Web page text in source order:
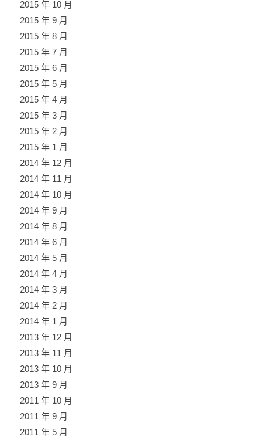
2015 年 10 月
2015 年 9 月
2015 年 8 月
2015 年 7 月
2015 年 6 月
2015 年 5 月
2015 年 4 月
2015 年 3 月
2015 年 2 月
2015 年 1 月
2014 年 12 月
2014 年 11 月
2014 年 10 月
2014 年 9 月
2014 年 8 月
2014 年 6 月
2014 年 5 月
2014 年 4 月
2014 年 3 月
2014 年 2 月
2014 年 1 月
2013 年 12 月
2013 年 11 月
2013 年 10 月
2013 年 9 月
2011 年 10 月
2011 年 9 月
2011 年 5 月